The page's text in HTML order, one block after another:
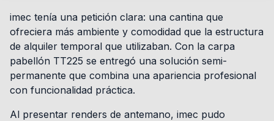
imec tenía una petición clara: una cantina que
ofreciera más ambiente y comodidad que la estructura
de alquiler temporal que utilizaban. Con la carpa
pabellón TT225 se entregó una solución semi-
permanente que combina una apariencia profesional
con funcionalidad práctica.
Al presentar renders de antemano, imec pudo